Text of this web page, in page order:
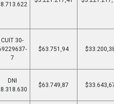
CUIT 30-
7
$63.751,94
DNI
$63.749,87